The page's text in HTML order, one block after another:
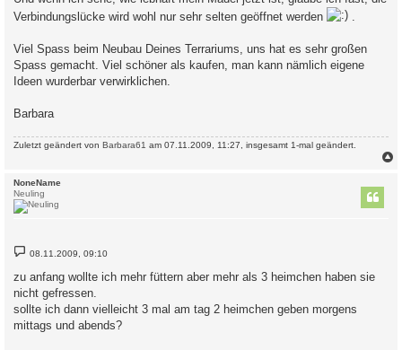
Verbindungslücke wird wohl nur sehr selten geöffnet werden
Viel Spass beim Neubau Deines Terrariums, uns hat es sehr großen
Spass gemacht. Viel schöner als kaufen, man kann nämlich eigene
Ideen wurderbar verwirklichen.
Barbara
Zuletzt geändert von Barbara61 am 07.11.2009, 11:27, insgesamt 1-mal geändert.
NoneName
Neuling
B
r
a
g
08.11.2009, 09:10
zu anfang wollte ich mehr füttern aber mehr als 3 heimchen haben sie
nicht gefressen.
sollte ich dann vielleicht 3 mal am tag 2 heimchen geben morgens
mittags und abends?